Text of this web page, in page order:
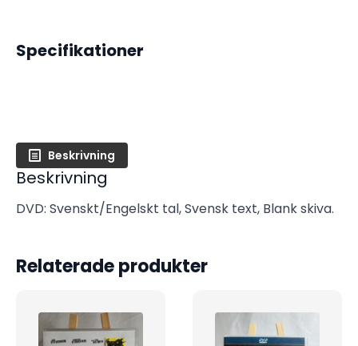
Specifikationer
Beskrivning
Beskrivning
DVD: Svenskt/Engelskt tal, Svensk text, Blank skiva.
Relaterade produkter